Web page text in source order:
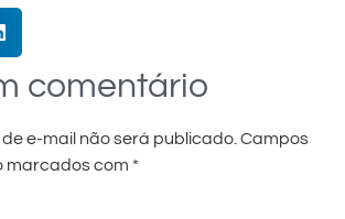
comentário
e-mail não será publicado. Campos
marcados com *